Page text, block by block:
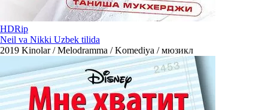
HDRip
Neil va Nikki Uzbek tilida
2019 Kinolar / Melodramma / Komediya / мюзикл